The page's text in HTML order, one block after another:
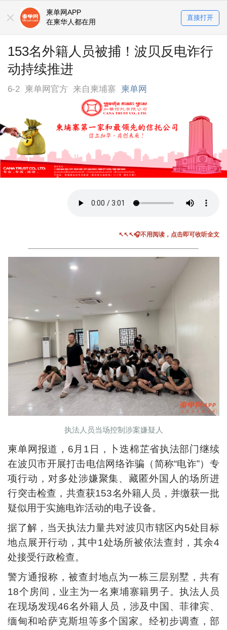
柬单网APP
在柬华人都在用
直接打开
153名外籍人员被捕！波贝反电诈行
动持续推进
6-2 柬单网官方 来自柬埔寨 柬单网
↖↖↖🎧不用阅读，点击即可收听全文
执法人员当场控制涉案嫌疑人
柬单网报道，6月1日，卜迭棉芷省执法部门继续
在波贝市开展打击电信网络诈骗（简称“电诈”）专
项行动，对多处涉嫌聚集、藏匿外国人的场所进
行突击检查，共查获153名外籍人员，并缴获一批
疑似用于实施电诈活动的电子设备。
据了解，当天执法力量共对波贝市辖区内5处目标
地点展开行动，其中1处场所被依法查封，其余4
处接受行政检查。
警方通报称，被查封地点为一栋三层别墅，共有
18个房间，业主为一名柬埔寨籍男子。执法人员
在现场发现46名外籍人员，涉及中国、菲律宾、
缅甸和哈萨克斯坦等多个国家。经初步调查，部